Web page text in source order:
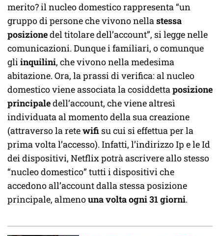
merito? il nucleo domestico rappresenta “un
gruppo di persone che vivono nella stessa
posizionedel titolare dell’account”, si legge nelle
comunicazioni. Dunque i familiari, o comunque
gli inquilini, che vivono nella medesima
abitazione. Ora, la prassi di verifica: al nucleo
domestico viene associata la cosiddetta posizione
principaledell’account, che viene altresì
individuata al momento della sua creazione
(attraverso la retewifi su cui si effettua per la
prima volta l’accesso). Infatti, l’indirizzo Ip e le Id
dei dispositivi, Netflix potrà ascrivere allo stesso
“nucleo domestico” tutti i dispositivi che
accedono all’account dalla stessa posizione
principale, almenouna volta ogni 31 giorni.